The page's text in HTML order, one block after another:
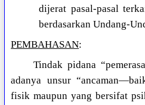
dijerat pasal-pasal
berdasarkan Undang-
PEMBAHASAN:
Tindak pidana
adanya unsur
fisik maupun yang bersifat